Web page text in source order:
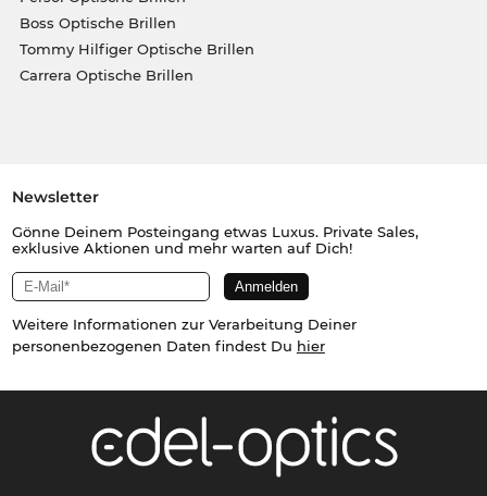
Boss Optische Brillen
Tommy Hilfiger Optische Brillen
Carrera Optische Brillen
Newsletter
Gönne Deinem Posteingang etwas Luxus. Private Sales,
exklusive Aktionen und mehr warten auf Dich!
Weitere Informationen zur Verarbeitung Deiner
personenbezogenen Daten findest Du hier